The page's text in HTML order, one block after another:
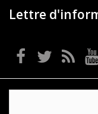
Lettre